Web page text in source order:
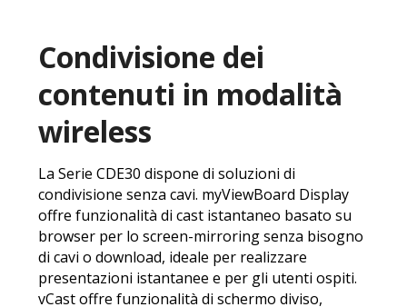
Condivisione dei
contenuti in modalità
wireless
La Serie CDE30 dispone di soluzioni di
condivisione senza cavi. myViewBoard Display
offre funzionalità di cast istantaneo basato su
browser per lo screen-mirroring senza bisogno
di cavi o download, ideale per realizzare
presentazioni istantanee e per gli utenti ospiti.
vCast offre funzionalità di schermo diviso,